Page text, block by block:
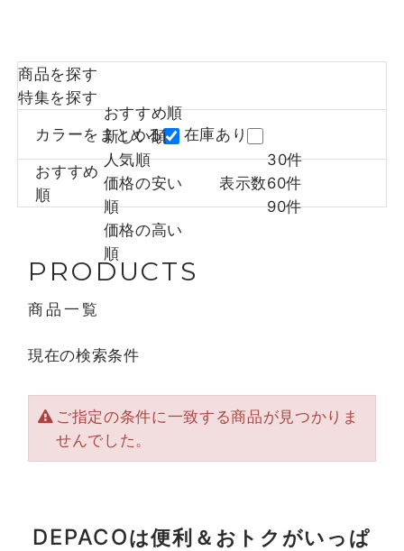
商品を探す
特集を探す
カラーをまとめる 在庫あり
おすすめ
順
おすすめ順
新しい順
人気順
価格の安い
順
価格の高い
順
表示数
30件
60件
90件
PRODUCTS
商品一覧
現在の検索条件
ご指定の条件に一致する商品が見つかりま
せんでした。
DEPACOは便利＆おトクがいっぱ